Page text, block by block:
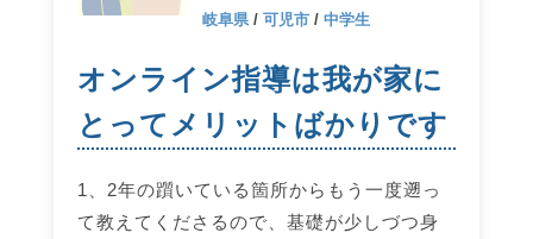
岐阜県/ 可児市/ 中学生
オンライン指導は我が家に
とってメリットばかりです
1、2年の躓いている箇所からもう一度遡っ
て教えてくださるので、基礎が少しづつ身